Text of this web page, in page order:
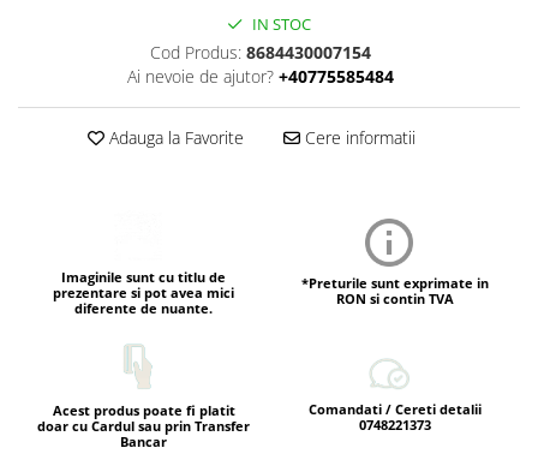
IN STOC
Cod Produs: 8684430007154
Ai nevoie de ajutor? +40775585484
Adauga la Favorite Cere informatii
Imaginile sunt cu titlu de
prezentare si pot avea mici
diferente de nuante.
*Preturile sunt exprimate in
RON si contin TVA
Acest produs poate fi platit
doar cu Cardul sau prin Transfer
Bancar
Comandati / Cereti detalii
0748221373